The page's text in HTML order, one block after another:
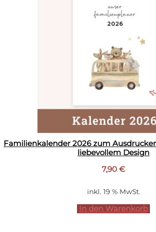
Familienkalender 2026 zum
liebevollem Design
7,90 €
inkl. 19 % MwSt.
In den Warenkorb